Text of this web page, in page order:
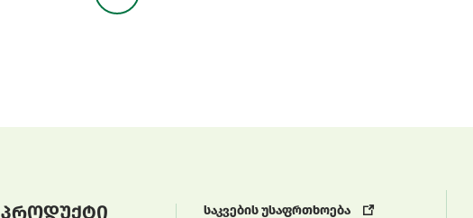
პროდუქტი
საკვების უსაფრთხოება